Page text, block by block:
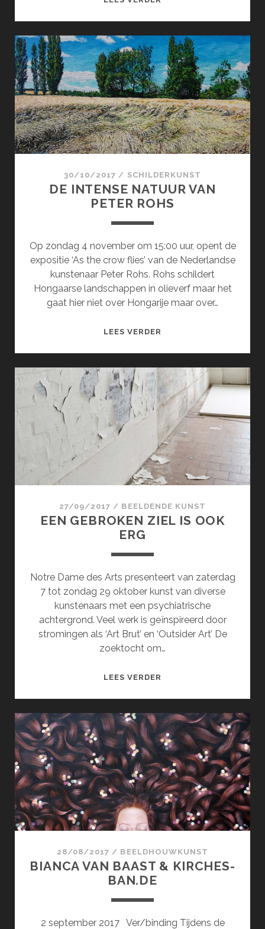
30/10/2017 / SCHILDERKUNST
DE INTENSE NATUUR VAN
PETER ROHS
Op zondag 4 november om 15:00 uur, opent de
expositie ‘As the crow flies’ van de Nederlandse
kunstenaar Peter Rohs. Rohs schildert
Hongaarse landschappen in olieverf maar het
gaat hier niet over Hongarije maar over…
LEES VERDER
VAN
PETER
ROHS
27/09/2017 / BEELDENDE KUNST
EEN GEBROKEN ZIEL IS OOK
ERG
Notre Dame des Arts presenteert van zaterdag
7 tot zondag 29 oktober kunst van diverse
kunstenaars met een psychiatrische
achtergrond. Veel werk is geïnspireerd door
stromingen als ‘Art Brut’ en ‘Outsider Art’ De
zoektocht om…
LEES VERDER
IS
OOK
ERG
28/08/2017 / BEELDHOUWKUNST
BIANCA VAN BAAST & KIRCHES-
BAN.DE
2 september 2017 Ver/binding Tijdens de